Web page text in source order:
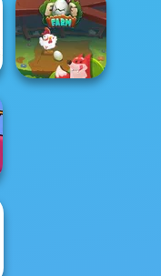
Noob: Zombie
Prison Escape